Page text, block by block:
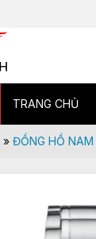
TRANG CHỦ
» ĐỒNG HỒ NAM